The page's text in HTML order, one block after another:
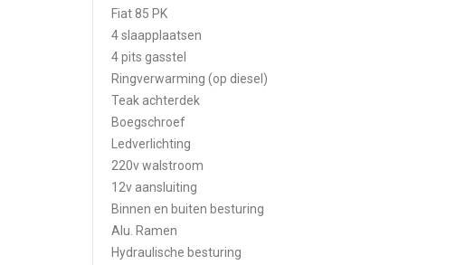
Fiat 85 PK
4 slaapplaatsen
4 pits gasstel
Ringverwarming (op diesel)
Teak achterdek
Boegschroef
Ledverlichting
220v walstroom
12v aansluiting
Binnen en buiten besturing
Alu. Ramen
Hydraulische besturing